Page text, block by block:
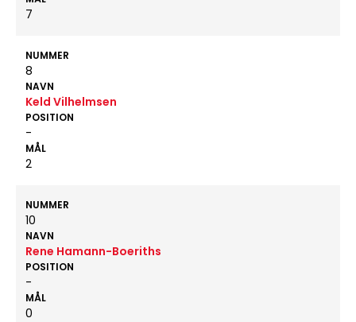
7
NUMMER
8
NAVN
Keld Vilhelmsen
POSITION
-
MÅL
2
NUMMER
10
NAVN
Rene Hamann-Boeriths
POSITION
-
MÅL
0